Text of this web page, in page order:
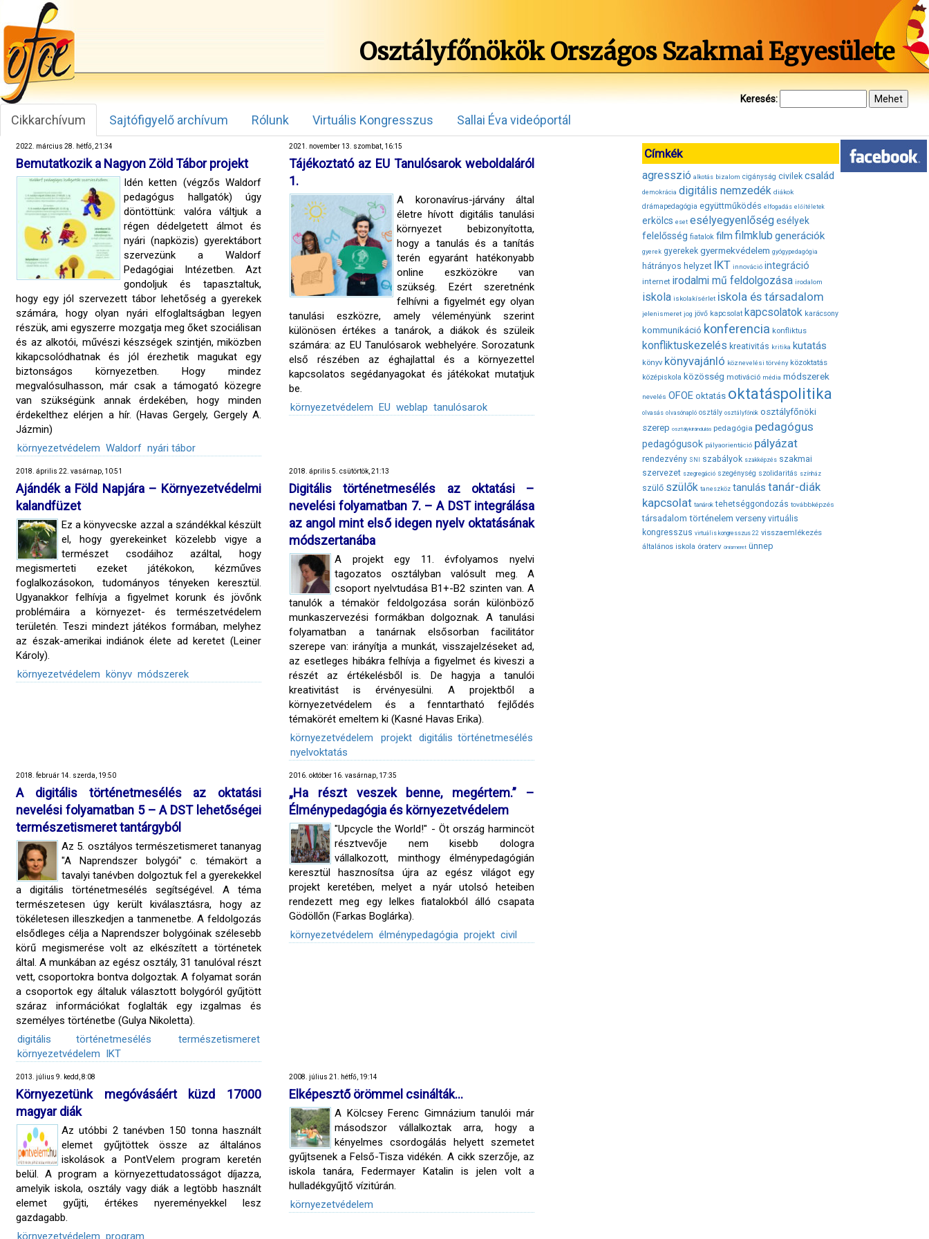
Osztályfőnökök Országos Szakmai Egyesülete
Keresés:
Cikkarchívum Sajtófigyelő archívum Rólunk Virtuális Kongresszus Sallai Éva videóportál
2022. március 28. hétfő, 21:34
Bemutatkozik a Nagyon Zöld Tábor projekt
Idén ketten (végzős Waldorf
pedagógus hallgatók) úgy
döntöttünk: valóra váltjuk a
régen dédelgetett álmot és
nyári (napközis) gyerektábort
szervezünk a Waldorf
Pedagógiai Intézetben. Azt
gondoljuk és tapasztaltuk,
hogy egy jól szervezett tábor lehetőség a gyerekek
számára, hogy olyan nyári elfoglaltságban legyen
részük, ami egyszerre mozgatja meg őket szociálisan
és az alkotói, művészi készségek szintjén, miközben
kikapcsolódhatnak és jól érezhetik magukat egy
biztonságos környezetben. Hogy mindez
megvalósulhasson, már csak a támogató közegre
van szükségünk annak érdekében, hogy minden
érdekelthez elérjen a hír. (Havas Gergely, Gergely A.
Jázmin)
környezetvédelem Waldorf nyári tábor
2021. november 13. szombat, 16:15
Tájékoztató az EU Tanulósarok weboldaláról
1.
A koronavírus-járvány által
életre hívott digitális tanulási
környezet bebizonyította,
hogy a tanulás és a tanítás
terén egyaránt hatékonyabb
online eszközökre van
szükség. Ezért szeretnénk
felhívni a figyelmét egy olyan
tanulási eszközre, amely véleményünk szerint
különösen értékes a tanárok, a diákok és szüleik
számára: az EU Tanulósarok webhelyére. Sorozatunk
első részében az éghajlattal és a környezettel
kapcsolatos segédanyagokat és játékokat mutatjuk
be.
környezetvédelem EU weblap tanulósarok
2018. április 22. vasárnap, 10:51
Ajándék a Föld Napjára – Környezetvédelmi
kalandfüzet
Ez a könyvecske azzal a szándékkal készült
el, hogy gyerekeinket közelebb vigye a
természet csodáihoz azáltal, hogy
megismerteti ezeket játékokon, kézműves
foglalkozásokon, tudományos tényeken keresztül.
Ugyanakkor felhívja a figyelmet korunk és jövőnk
problémáira a környezet- és természetvédelem
területén. Teszi mindezt játékos formában, melyhez
az észak-amerikai indiánok élete ad keretet (Leiner
Károly).
környezetvédelem könyv módszerek
2018. április 5. csütörtök, 21:13
Digitális történetmesélés az oktatási –
nevelési folyamatban 7. – A DST integrálása
az angol mint első idegen nyelv oktatásának
módszertanába
A projekt egy 11. évfolyamos nyelvi
tagozatos osztályban valósult meg. A
csoport nyelvtudása B1+-B2 szinten van. A
tanulók a témakör feldolgozása során különböző
munkaszervezési formákban dolgoznak. A tanulási
folyamatban a tanárnak elsősorban facilitátor
szerepe van: irányítja a munkát, visszajelzéseket ad,
az esetleges hibákra felhívja a figyelmet és kiveszi a
részét az értékelésből is. De hagyja a tanulói
kreativitást is érvényesülni. A projektből a
környezetvédelem és a fenntartható fejlődés
témakörét emeltem ki (Kasné Havas Erika).
környezetvédelem
projekt digitális történetmesélés
nyelvoktatás
2018. február 14. szerda, 19:50
A digitális történetmesélés az oktatási
nevelési folyamatban 5 – A DST lehetőségei
természetismeret tantárgyból
Az 5. osztályos természetismeret tananyag
"A Naprendszer bolygói" c. témakört a
tavalyi tanévben dolgoztuk fel a gyerekekkel
a digitális történetmesélés segítségével. A téma
természetesen úgy került kiválasztásra, hogy az
tökéletesen illeszkedjen a tanmenetbe. A feldolgozás
elsődleges célja a Naprendszer bolygóinak szélesebb
körű megismerése volt az elkészített a történetek
által. A munkában az egész osztály, 31 tanulóval részt
vett, csoportokra bontva dolgoztak. A folyamat során
a csoportok egy általuk választott bolygóról gyűjtött
száraz információkat foglalták egy izgalmas és
személyes történetbe (Gulya Nikoletta).
digitális történetmesélés
természetismeret
környezetvédelem IKT
2016. október 16. vasárnap, 17:35
„Ha részt veszek benne, megértem.” –
Élménypedagógia és környezetvédelem
"Upcycle the World!" - Öt ország harmincöt
résztvevője nem kisebb dologra
vállalkozott, minthogy élménypedagógián
keresztül hasznosítsa újra az egész világot egy
projekt keretében, melyet a nyár utolsó heteiben
rendezett meg egy lelkes fiatalokból álló csapata
Gödöllőn (Farkas Boglárka).
környezetvédelem élménypedagógia projekt civil
2013. július 9. kedd, 8:08
Környezetünk megóvásáért küzd 17000
magyar diák
Az utóbbi 2 tanévben 150 tonna használt
elemet gyűjtöttek össze az általános
iskolások a PontVelem program keretén
belül. A program a környezettudatosságot díjazza,
amelyik iskola, osztály vagy diák a legtöbb használt
elemet gyűjti, értékes nyereményekkel lesz
gazdagabb.
környezetvédelem program
2008. július 21. hétfő, 19:14
Elképesztő örömmel csinálták…
A Kölcsey Ferenc Gimnázium tanulói már
másodszor vállalkoztak arra, hogy a
kényelmes csordogálás helyett szemetet
gyűjtsenek a Felső-Tisza vidékén. A cikk szerzője, az
iskola tanára, Federmayer Katalin is jelen volt a
hulladékgyűjtő vízitúrán.
környezetvédelem
Címkék
agresszió alkotás bizalom cigányság civilek család
demokrácia digitális nemzedék diákok
drámapedagógia együttműködés elfogadás előítéletek
erkölcs eset esélyegyenlőségesélyek
felelősség fiatalok film filmklub generációk
gyerek gyerekek gyermekvédelem gyógypedagógia
hátrányos helyzet IKT innováció integráció
internet irodalmi mű feldolgozása irodalom
iskola iskolakísérlet iskola és társadalom
jelenismeret jog jövő kapcsolat kapcsolatok karácsony
kommunikáció konferencia konfliktus
konfliktuskezelés kreativitás kritika kutatás
könyv könyvajánló köznevelési törvény közoktatás
középiskola közösség motiváció média módszerek
nevelés OFOE oktatás oktatáspolitika
olvasás olvasónapló osztály osztályfőnök osztályfőnöki
szerep osztálykirándulás pedagógia pedagógus
pedagógusok pályaorientáció pályázat
rendezvény SNI szabályok szakképzés szakmai
szervezet szegregáció szegénység szolidaritás színház
szülő szülők taneszköz tanulás tanár-diák
kapcsolat tanárok tehetséggondozás továbbképzés
társadalom történelem verseny virtuális
kongresszus virtuális kongresszus 22 visszaemlékezés
általános iskola óraterv önismeret ünnep